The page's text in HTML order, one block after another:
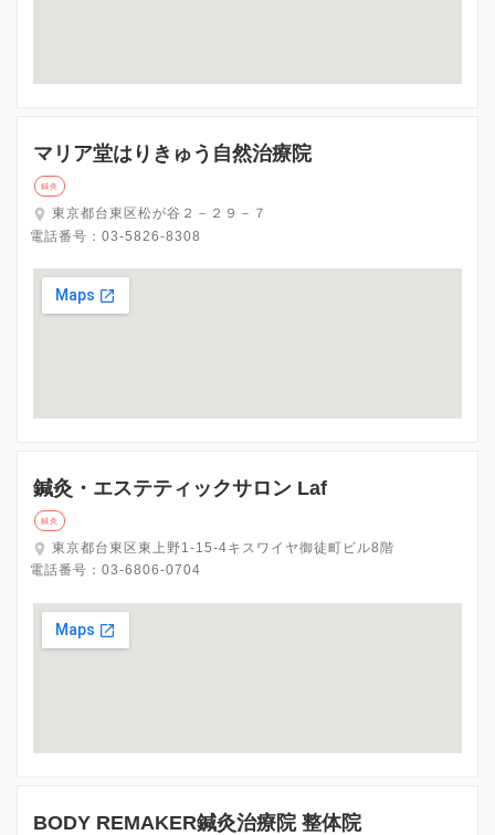
マリア堂はりきゅう自然治療院
鍼灸
東京都台東区松が谷２－２９－７
電話番号： 03-5826-8308
鍼灸・エステティックサロン Laf
鍼灸
東京都台東区東上野1-15-4キスワイヤ御徒町ビル8階
電話番号： 03-6806-0704
BODY REMAKER鍼灸治療院 整体院